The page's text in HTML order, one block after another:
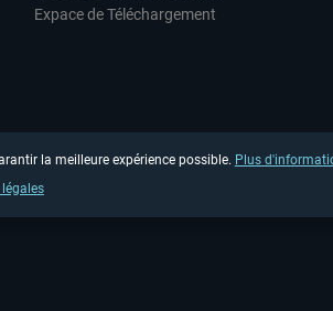
Expace de Téléchargement
la meilleure expérience possible. Plus